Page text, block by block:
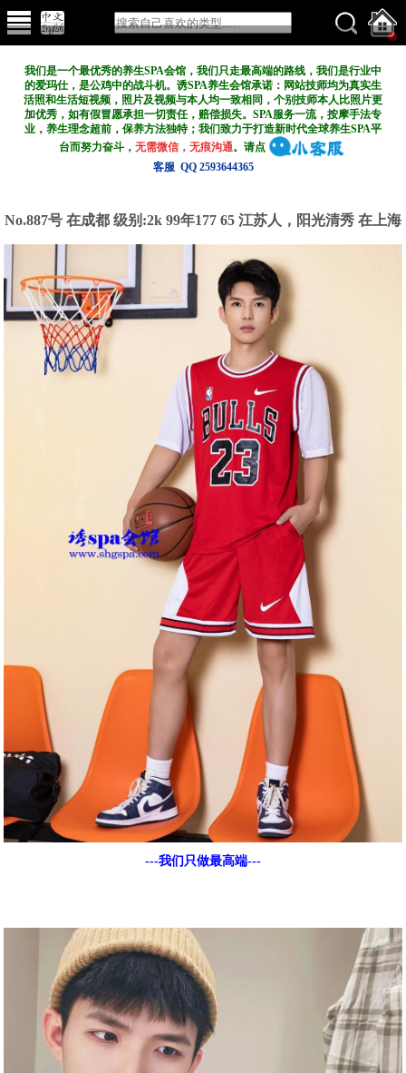
我们是一个最优秀的养生SPA会馆，我们只走最高端的路线，我们是行业中
的爱玛仕，是公鸡中的战斗机。诱SPA养生会馆承诺：网站技师均为真实生
活照和生活短视频，照片及视频与本人均一致相同，个别技师本人比照片更
加优秀，如有假冒愿承担一切责任，赔偿损失。SPA服务一流，按摩手法专
业，养生理念超前，保养方法独特；我们致力于打造新时代全球养生SPA平
台而努力奋斗，无需微信，无痕沟通。请点
客服 QQ 2593644365
No.887号 在成都 级别:2k 99年177 65 江苏人，阳光清秀 在上海
---我们只做最高端---